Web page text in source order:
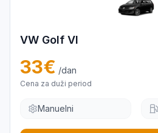
VW Golf VI
33€ /dan
Cena za duži period
Manuelni